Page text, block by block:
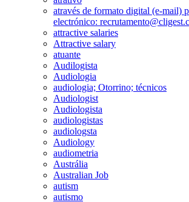
através de formato digital (e-mail)
electrónico:
attractive salaries
Attractive salary
atuante
Audilogista
Audiologia
audiologia; Otorrino; técnicos
Audiologist
Audiologista
audiologistas
audiologsta
Audiology
audiometria
Austrália
Australian Job
autism
autismo